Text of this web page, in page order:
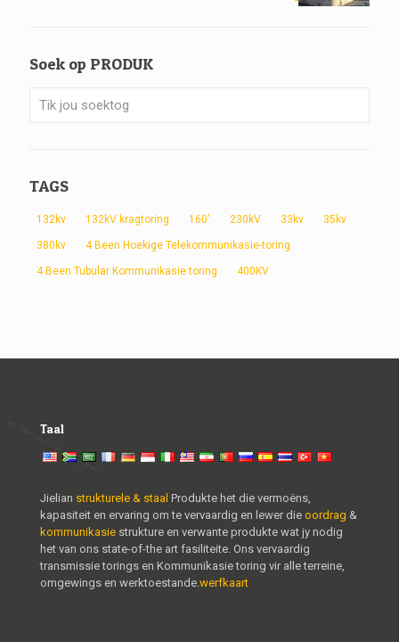
Soek op PRODUK
TAGS
132kv 132kV kragtoring 160' 230kV 33kv 35kv
380kv 4 Been Hoekige Telekommunikasie-toring
4 Been Tubular Kommunikasie toring 400KV
Taal
Jielian strukturele & staal Produkte het die vermoëns,
kapasiteit en ervaring om te vervaardig en lewer die oordrag &
kommunikasie strukture en verwante produkte wat jy nodig
het van ons state-of-the art fasiliteite. Ons vervaardig
transmissie torings en Kommunikasie toring vir alle terreine,
omgewings en werktoestande.werfkaart